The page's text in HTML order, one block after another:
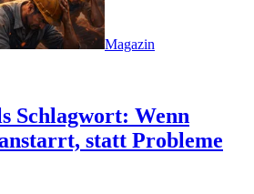
Magazin
Schlagwort: Wenn
statt Probleme